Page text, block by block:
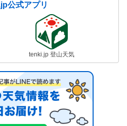
公式アプリ
tenki.jp 登山天気